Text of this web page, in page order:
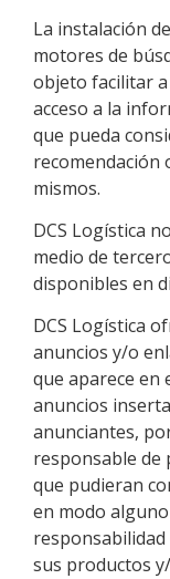
La instalación
motores de
objeto facilitar
acceso a la
que pueda
recomendación
mismos.
DCS Logística
medio de
disponibles en
DCS Logística
anuncios y/o
que aparece en
anuncios
anunciantes,
responsable de
que pudieran
en modo
responsabilidad
sus productos